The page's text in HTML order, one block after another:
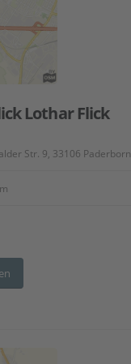
Lothar Flick
Str. 9, 33106 Paderborn